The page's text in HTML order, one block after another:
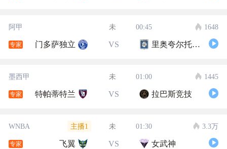
阿甲 未 00:45 1648
专家 门多萨独立 VS 里奥夸尔托学生队
墨西甲 未 01:00 1445
专家 特帕蒂特兰 VS 拉巴斯竞技
WNBA 主播1 未 01:30 3.3万
专家 飞翼 VS 女武神